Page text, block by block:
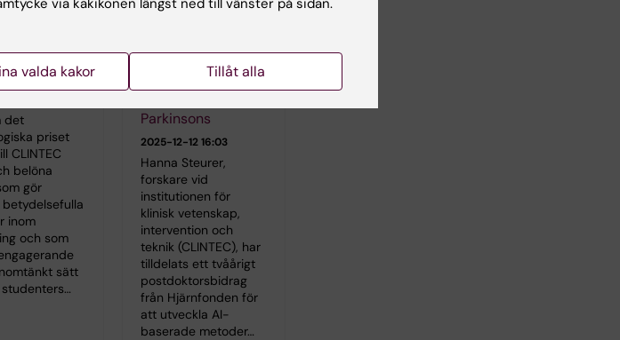
pris
det
priset
CLINTEC
belöna
gör
betydelsefulla
inom
och som
sätt
Hjärnfonden till AI-
projekt om
kommunikation vid
Parkinsons
2025-12-12 16:03
Hanna Steurer,
forskare vid
institutionen för
klinisk vetenskap,
intervention och
teknik (CLINTEC), har
tilldelats ett tvåårigt
postdoktorsbidrag
från Hjärnfonden för
att utveckla AI-
baserade metoder…
valda kakor Tillåt alla